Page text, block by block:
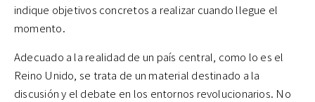
indique objetivos concretos a realizar cuando llegue el
momento.
Adecuado a la realidad de un país central, como lo es el
Reino Unido, se trata de un material destinado a la
discusión y el debate en los entornos revolucionarios. No